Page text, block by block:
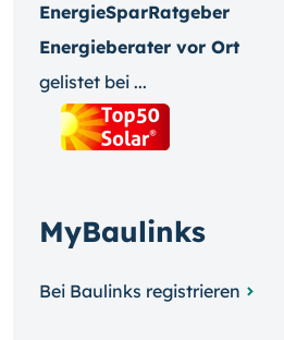
EnergieSparRatgeber
Energieberater vor Ort
gelistet bei ...
MyBaulinks
Bei Baulinks registrieren